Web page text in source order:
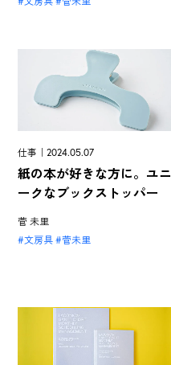
仕事｜2024.05.07
紙の本が好きな方に。ユニ
ークなブックストッパー
菅 未里
文房具
菅未里